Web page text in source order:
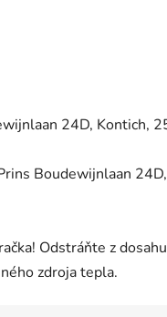
24D, Kontich,
Boudewijnlaan
Odstráňte z
zdroja tepla.